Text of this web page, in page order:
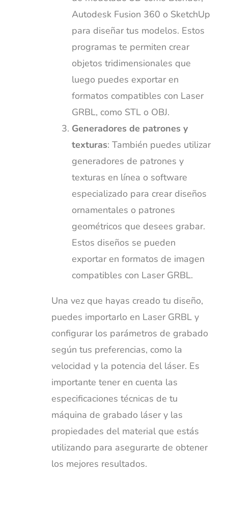
Autodesk Fusion 360 o SketchUp
para diseñar tus modelos. Estos
programas te permiten crear
objetos tridimensionales que
luego puedes exportar en
formatos compatibles con Laser
GRBL, como STL o OBJ.
Generadores de patrones y
texturas: También puedes utilizar
generadores de patrones y
texturas en línea o software
especializado para crear diseños
ornamentales o patrones
geométricos que desees grabar.
Estos diseños se pueden
exportar en formatos de imagen
compatibles con Laser GRBL.
Una vez que hayas creado tu diseño,
puedes importarlo en Laser GRBL y
configurar los parámetros de grabado
según tus preferencias, como la
velocidad y la potencia del láser. Es
importante tener en cuenta las
especificaciones técnicas de tu
máquina de grabado láser y las
propiedades del material que estás
utilizando para asegurarte de obtener
los mejores resultados.